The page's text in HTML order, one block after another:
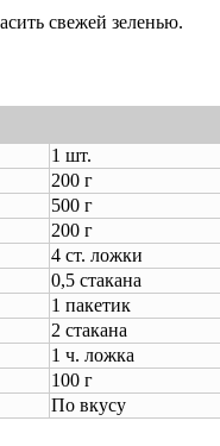
свежей зеленью.
1 шт.
200 г
500 г
200 г
4 ст. ложки
0,5 стакана
1 пакетик
2 стакана
1 ч. ложка
100 г
По вкусу